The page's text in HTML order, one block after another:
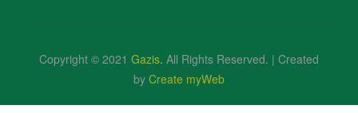
Copyright © 2021 Gazis. All Rights Reserved. | Created
by Create myWeb